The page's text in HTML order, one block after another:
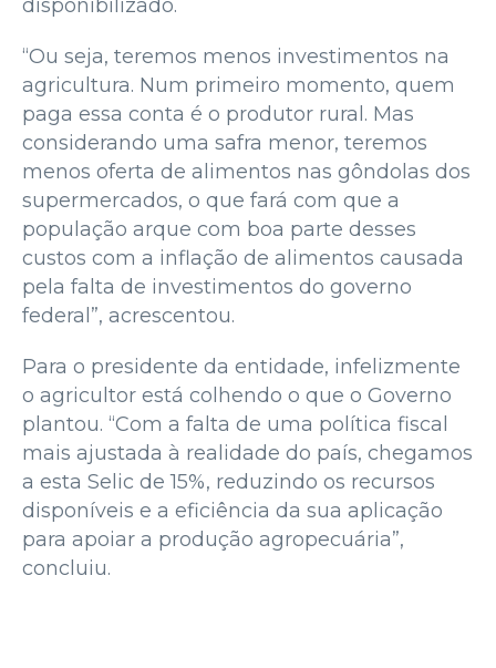
disponibilizado.
“Ou seja, teremos menos investimentos na
agricultura. Num primeiro momento, quem
paga essa conta é o produtor rural. Mas
considerando uma safra menor, teremos
menos oferta de alimentos nas gôndolas dos
supermercados, o que fará com que a
população arque com boa parte desses
custos com a inflação de alimentos causada
pela falta de investimentos do governo
federal”, acrescentou.
Para o presidente da entidade, infelizmente
o agricultor está colhendo o que o Governo
plantou. “Com a falta de uma política fiscal
mais ajustada à realidade do país, chegamos
a esta Selic de 15%, reduzindo os recursos
disponíveis e a eficiência da sua aplicação
para apoiar a produção agropecuária”,
concluiu.